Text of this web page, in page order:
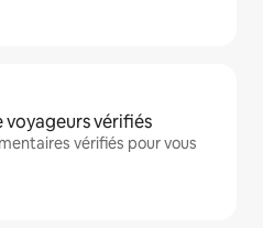
vérifiés
vérifiés pour vous